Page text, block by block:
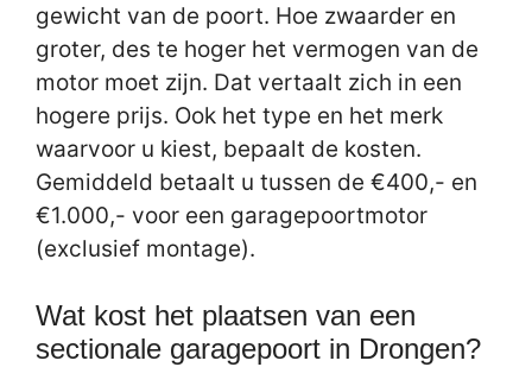
gewicht van de poort. Hoe zwaarder en
groter, des te hoger het vermogen van de
motor moet zijn. Dat vertaalt zich in een
hogere prijs. Ook het type en het merk
waarvoor u kiest, bepaalt de kosten.
Gemiddeld betaalt u tussen de €400,- en
€1.000,- voor een garagepoortmotor
(exclusief montage).
Wat kost het plaatsen van een
sectionale garagepoort in Drongen?